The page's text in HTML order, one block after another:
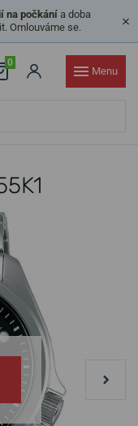
na počkánía doba
Omlouváme se.
0
Menu